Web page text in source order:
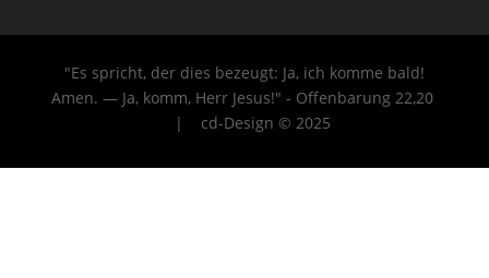
"Es spricht, der dies bezeugt: Ja, ich komme bald!
Amen. — Ja, komm, Herr Jesus!" - Offenbarung 22,20
| cd-Design © 2025